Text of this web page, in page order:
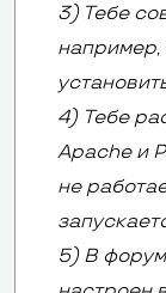
3) Тебе
например,
4) Тебе
Apache и
не
5) В